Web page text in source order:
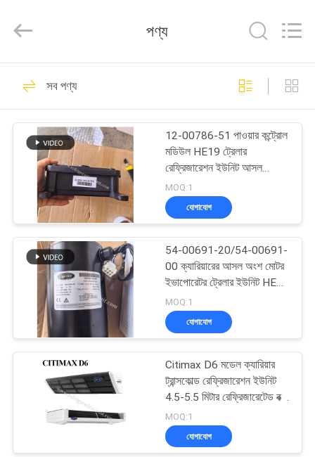
পণ্য
আমাদের
সম্বন্ধে
কারখানা
পরিদর্শন
গুণমান
নিয়ন্ত্রণ
আমাদের
যোগাযোগ
INDUSTRY
Rights
থার্মো কিং রেফ্রিজারেশন
ইউনিট
113
থার্মো কিং ভ্যান
রেফ্রিজারেশন ইউনিট
21
ক্যারিয়ার রেফ্রিজারেশন
60
পণ্য
সব পণ্য
12-00786-51 পাওয়ার কন্ট্রোল
মডিউল HE19 ট্রেলার
রেফ্রিজারেশন ইউনিট আসল
ক্যারিয়ার ট্রানসিকোল্ড খুচরা যন্ত্রাংশ
1.92 কেজি নেট ওজন
MOQ:1
যোগাযোগ
54-00691-20/54-00691-
00 ক্যারিয়ারের আসল অংশ মোটর
ইভাপোরেটর ট্রেলার ইউনিট HE19
13.11 কেজি নেট ওজনের জন্য
উপলব্ধ
MOQ:1
যোগাযোগ
Citimax D6 মডেল ক্যারিয়ার
ট্রান্সকোল্ড রেফ্রিজারেশন ইউনিট
4.5-5.5 মিটার রেফ্রিজারেটেড বক্স
দৈর্ঘ্য ট্রাক জন্য উপলব্ধ 24V
সরাসরি ড্রাইভ গাড়ির চালিত
Citimax 600 প্রতিস্থাপন
MOQ:1
যোগাযোগ